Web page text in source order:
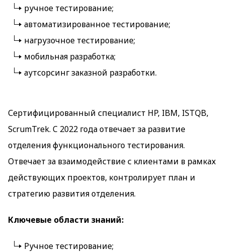
ручное тестирование;
автоматизированное тестирование;
нагрузочное тестирование;
мобильная разработка;
аутсорсинг заказной разработки.
Сертифицированный специалист HP, IBM, ISTQB,
ScrumTrek. C 2022 года отвечает за развитие
отделения функционального тестирования.
Отвечает за взаимодействие с клиентами в рамках
действующих проектов, контролирует план и
стратегию развития отделения.
Ключевые области знаний:
Ручное тестирование;